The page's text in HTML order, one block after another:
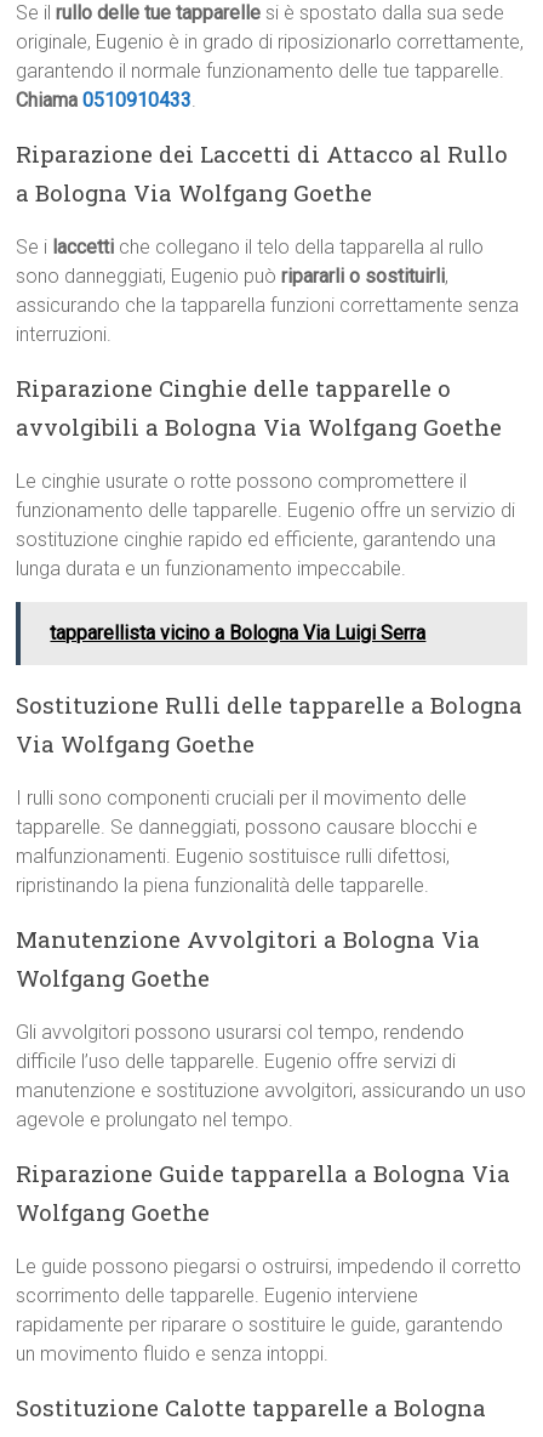
Se ilrullo delle tue tapparelle si è spostato dalla sua sede
originale, Eugenio è in grado di riposizionarlo correttamente,
garantendo il normale funzionamento delle tue tapparelle.
Chiama0510910433.
Riparazione dei Laccetti di Attacco al Rullo
a Bologna Via Wolfgang Goethe
Se i laccetti che collegano il telo della tapparella al rullo
sono danneggiati, Eugenio puòripararli o sostituirli,
assicurando che la tapparella funzioni correttamente senza
interruzioni.
Riparazione Cinghie delle tapparelle o
avvolgibili a Bologna Via Wolfgang Goethe
Le cinghie usurate o rotte possono compromettere il
funzionamento delle tapparelle. Eugenio offre un servizio di
sostituzione cinghie rapido ed efficiente, garantendo una
lunga durata e un funzionamento impeccabile.
tapparellista vicino a Bologna Via Luigi Serra
Sostituzione Rulli delle tapparelle a Bologna
Via Wolfgang Goethe
I rulli sono componenti cruciali per il movimento delle
tapparelle. Se danneggiati, possono causare blocchi e
malfunzionamenti. Eugenio sostituisce rulli difettosi,
ripristinando la piena funzionalità delle tapparelle.
Manutenzione Avvolgitori a Bologna Via
Wolfgang Goethe
Gli avvolgitori possono usurarsi col tempo, rendendo
difficile l’uso delle tapparelle. Eugenio offre servizi di
manutenzione e sostituzione avvolgitori, assicurando un uso
agevole e prolungato nel tempo.
Riparazione Guide tapparella a Bologna Via
Wolfgang Goethe
Le guide possono piegarsi o ostruirsi, impedendo il corretto
scorrimento delle tapparelle. Eugenio interviene
rapidamente per riparare o sostituire le guide, garantendo
un movimento fluido e senza intoppi.
Sostituzione Calotte tapparelle a Bologna